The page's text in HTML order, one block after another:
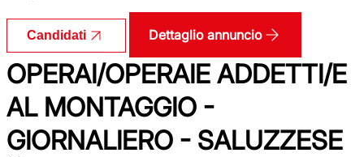
Candidati Dettaglio annuncio
OPERAI/OPERAIE ADDETTI/E
AL MONTAGGIO -
GIORNALIERO - SALUZZESE